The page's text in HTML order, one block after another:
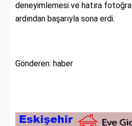
deneyimlemesi ve hatıra
ardından başarıyla sona erdi.
Gönderen: haber